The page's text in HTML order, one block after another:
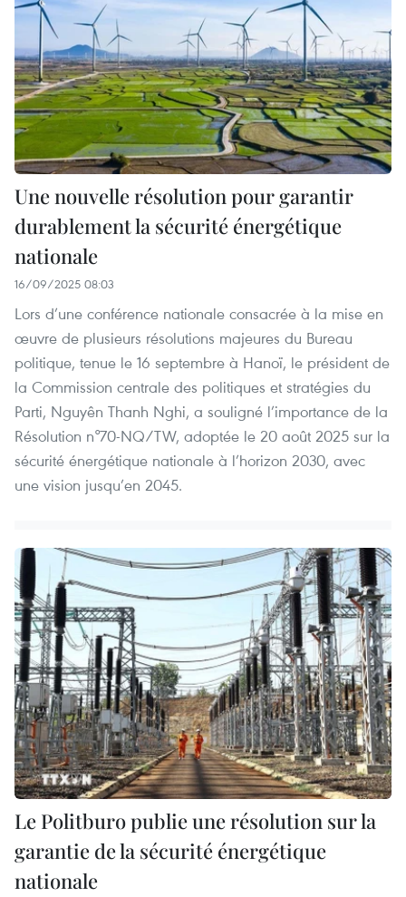
Une nouvelle résolution pour garantir
durablement la sécurité énergétique
nationale
16/09/2025 08:03
Lors d’une conférence nationale consacrée à la mise en
œuvre de plusieurs résolutions majeures du Bureau
politique, tenue le 16 septembre à Hanoï, le président de
la Commission centrale des politiques et stratégies du
Parti, Nguyên Thanh Nghi, a souligné l’importance de la
Résolution n°70-NQ/TW, adoptée le 20 août 2025 sur la
sécurité énergétique nationale à l’horizon 2030, avec
une vision jusqu’en 2045.
Le Politburo publie une résolution sur la
garantie de la sécurité énergétique
nationale